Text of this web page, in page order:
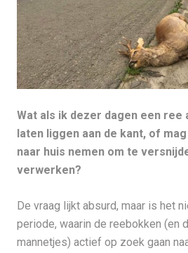
Wat als ik dezer dagen een ree
laten liggen aan de kant, of
naar huis nemen om te
verwerken?
De vraag lijkt absurd, maar is het
periode, waarin de reebokken (en
mannetjes) actief op zoek gaan